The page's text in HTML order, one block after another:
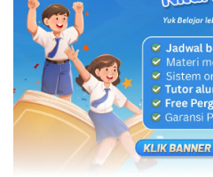
BIAYA LES TESTIMONI
BLOG DAFTAR SEKOLAH